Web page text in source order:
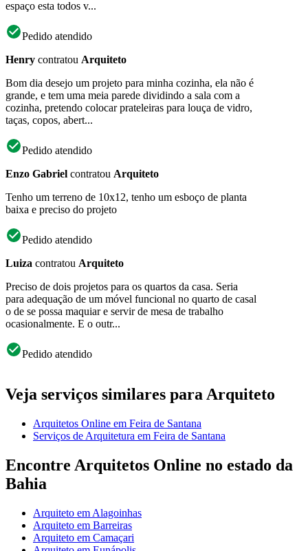
espaço esta todos v...
Pedido atendido
Henry contratou Arquiteto
Bom dia desejo um projeto para minha cozinha, ela não é
grande, e tem uma meia parede dividindo a sala com a
cozinha, pretendo colocar prateleiras para louça de vidro,
taças, copos, abert...
Pedido atendido
Enzo Gabriel contratou Arquiteto
Tenho um terreno de 10x12, tenho um esboço de planta
baixa e preciso do projeto
Pedido atendido
Luiza contratou Arquiteto
Preciso de dois projetos para os quartos da casa. Seria
para adequação de um móvel funcional no quarto de casal
o de se possa maquiar e servir de mesa de trabalho
ocasionalmente. E o outr...
Pedido atendido
Veja serviços similares para Arquiteto
Arquitetos Online em Feira de Santana
Serviços de Arquitetura em Feira de Santana
Encontre Arquitetos Online no estado da
Bahia
Arquiteto em Alagoinhas
Arquiteto em Barreiras
Arquiteto em Camaçari